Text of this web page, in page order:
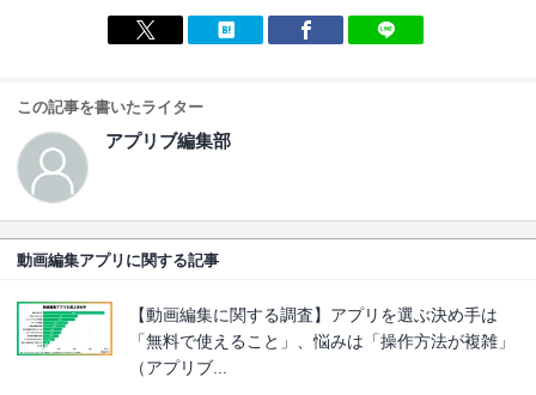
この記事を書いたライター
アプリブ編集部
動画編集アプリに関する記事
【動画編集に関する調査】アプリを選ぶ決め手は
「無料で使えること」、悩みは「操作方法が複雑」
（アプリブ...